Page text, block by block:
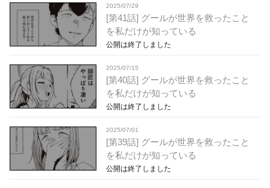
2025/07/29
[第41話] グールが世界を救ったこと
を私だけが知っている
公開は終了しました
2025/07/15
[第40話] グールが世界を救ったこと
を私だけが知っている
公開は終了しました
2025/07/01
[第39話] グールが世界を救ったこと
を私だけが知っている
公開は終了しました